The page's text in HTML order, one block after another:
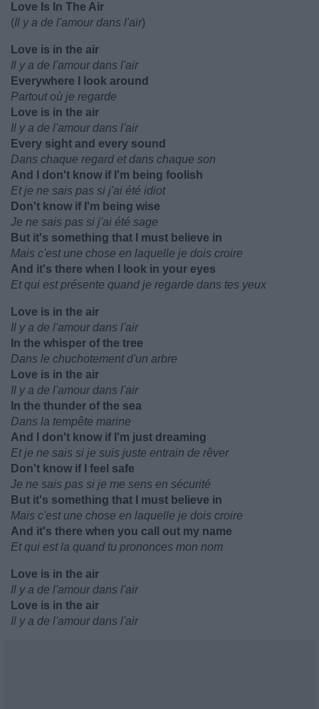
Love Is In The Air
(Il y a de l'amour dans l'air)
Love is in the air
Il y a de l'amour dans l'air
Everywhere I look around
Partout où je regarde
Love is in the air
Il y a de l'amour dans l'air
Every sight and every sound
Dans chaque regard et dans chaque son
And I don't know if I'm being foolish
Et je ne sais pas si j'ai été idiot
Don't know if I'm being wise
Je ne sais pas si j'ai été sage
But it's something that I must believe in
Mais c'est une chose en laquelle je dois croire
And it's there when I look in your eyes
Et qui est présente quand je regarde dans tes yeux
Love is in the air
Il y a de l'amour dans l'air
In the whisper of the tree
Dans le chuchotement d'un arbre
Love is in the air
Il y a de l'amour dans l'air
In the thunder of the sea
Dans la tempête marine
And I don't know if I'm just dreaming
Et je ne sais si je suis juste entrain de rêver
Don't know if I feel safe
Je ne sais pas si je me sens en sécurité
But it's something that I must believe in
Mais c'est une chose en laquelle je dois croire
And it's there when you call out my name
Et qui est la quand tu prononces mon nom
Love is in the air
Il y a de l'amour dans l'air
Love is in the air
Il y a de l'amour dans l'air